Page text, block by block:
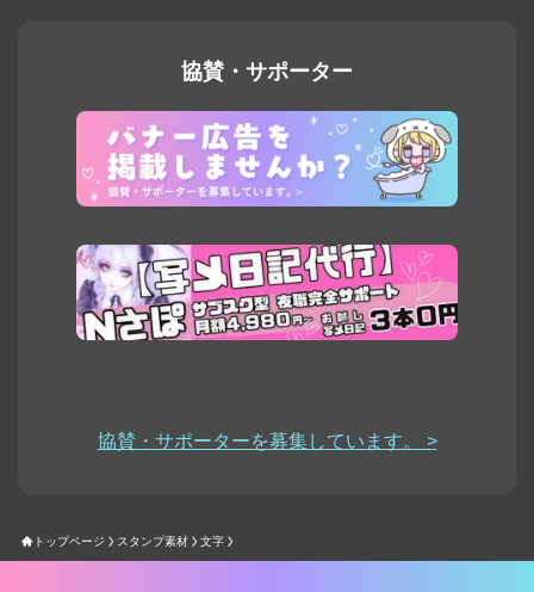
協賛・サポーター
協賛・サポーターを募集しています。 >
トップページ スタンプ素材 文字